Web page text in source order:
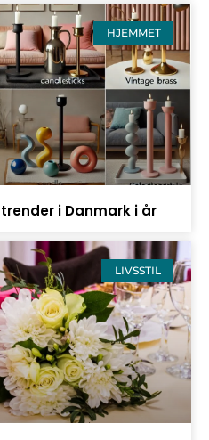
HJEMMET
i Danmark i år
LIVSSTIL